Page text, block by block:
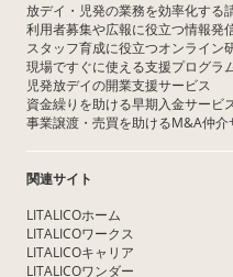
放デイ・児発の業務を効率化する
利用者募集や広報に役立つ情報発
スタッフ育成に役立つオンライン
現場ですぐに使える支援プログラ
児発放デイの開業支援サービス
資金繰りを助ける早期入金サービ
事業譲渡・売買を助けるM&A仲介
関連サイト
LITALICOホーム
LITALICOワークス
LITALICOキャリア
LITALICOワンダー